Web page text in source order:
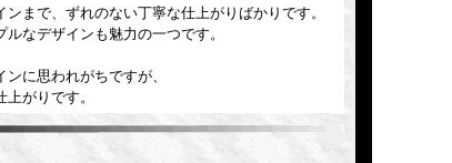
まで、ずれのない丁寧な仕上がりばかりです。
なデザインも魅力の一つです。
に思われがちですが、
がりです。